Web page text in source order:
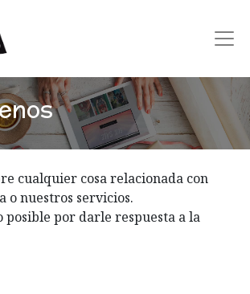
cualquier cosa relacionada con
o nuestros servicios.
posible por darle respuesta a la